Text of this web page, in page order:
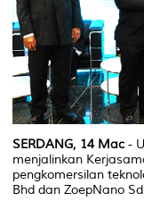
SERDANG, 14 Mac -
menjalinkan
pengkomersilan
Bhd dan ZoepNano